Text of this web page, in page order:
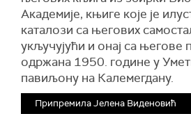
Академије, књиге које је
каталози са његових
укључујући и онај са његове
одржана 1950. године у
павиљону на Калемегдану.
Припремила Јелена Виденовић